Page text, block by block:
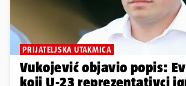
PRIJATELJSKA UTAKMICA
Vukojević objavio popis:
koji U-23 reprezentativci igraju